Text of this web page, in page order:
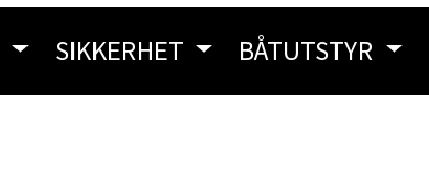
SIKKERHET BÅTUTSTYR